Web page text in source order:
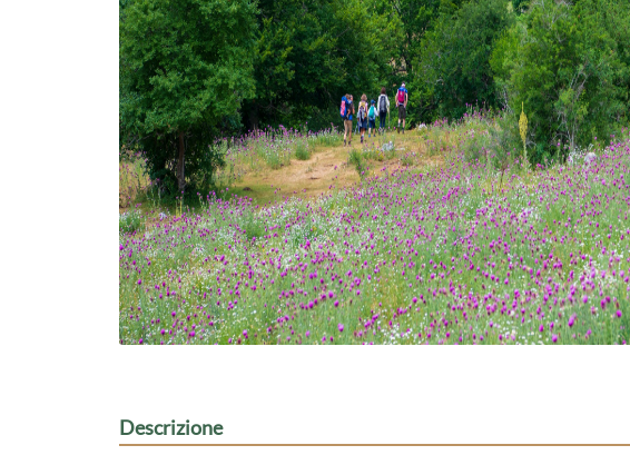
Descrizione